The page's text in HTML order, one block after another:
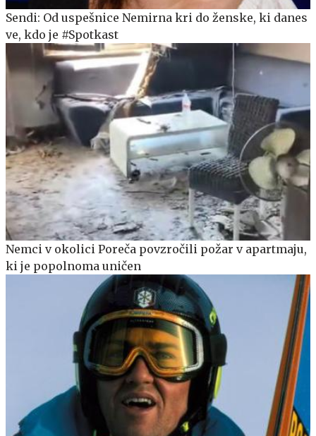
Sendi: Od uspešnice Nemirna kri do ženske, ki danes
ve, kdo je #Spotkast
Nemci v okolici Poreča povzročili požar v apartmaju,
ki je popolnoma uničen